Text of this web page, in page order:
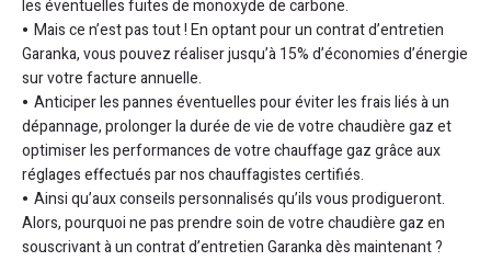
les éventuelles fuites de monoxyde de carbone.
Mais ce n’est pas tout ! En optant pour un contrat d’entretien
Garanka, vous pouvez réaliser jusqu’à 15% d’économies d’énergie
sur votre facture annuelle.
Anticiper les pannes éventuelles pour éviter les frais liés à un
dépannage, prolonger la durée de vie de votre chaudière gaz et
optimiser les performances de votre chauffage gaz grâce aux
réglages effectués par nos chauffagistes certifiés.
Ainsi qu’aux conseils personnalisés qu’ils vous prodigueront.
Alors, pourquoi ne pas prendre soin de votre chaudière gaz en
souscrivant à un contrat d’entretien Garanka dès maintenant ?